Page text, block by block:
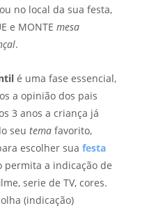
no local da sua festa,
e MONTE mesa
.
é uma fase essencial,
a opinião dos pais
3 anos a criança já
seu tema favorito,
escolher sua festa
permita a indicação de
serie de TV, cores.
(indicação)